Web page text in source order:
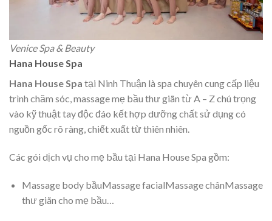
Venice Spa & Beauty
Hana House Spa
Hana House Spa tại Ninh Thuận là spa chuyên cung cấp liệu
trình chăm sóc, massage mẹ bầu thư giãn từ A – Z chú trọng
vào kỹ thuật tay độc đáo kết hợp dưỡng chất sử dụng có
nguồn gốc rõ ràng, chiết xuất từ thiên nhiên.
Các gói dịch vụ cho mẹ bầu tại Hana House Spa gồm:
Massage body bầuMassage facialMassage chânMassage
thư giãn cho mẹ bầu…